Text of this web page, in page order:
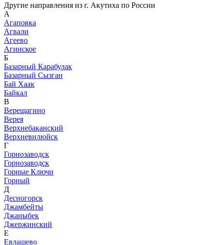
Другие направления из г. Акутиха по России
А
Агаповка
Агвали
Агеево
Агинское
Б
Базарный Карабулак
Базарный Сызган
Бай Хаак
Байкал
В
Верещагино
Верея
Верхнебаканский
Верхневилюйск
Г
Горнозаводск
Горнозаводск
Горные Ключи
Горный
Д
Десногорск
Джамбейты
Джаныбек
Джержинский
Е
Евлашево